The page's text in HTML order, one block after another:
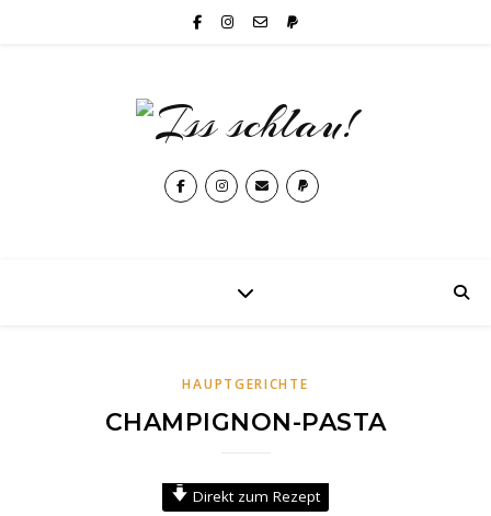
HAUPTGERICHTE
CHAMPIGNON-PASTA
Direkt zum Rezept